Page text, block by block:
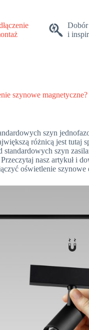
Dobór
i
szynowe magnetyczne?
szyn
różnicą jest tutaj
standardowych szyn
nasz artykuł i
oświetlenie szynowe